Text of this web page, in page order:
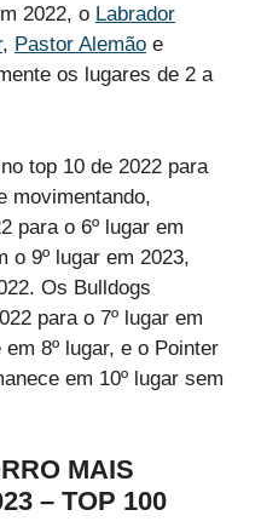
2022, o Labrador
, Pastor Alemão e
os lugares de 2 a
top 10 de 2022 para
movimentando,
para o 6º lugar em
o 9º lugar em 2023,
Os Bulldogs
para o 7º lugar em
8º lugar, e o Pointer
em 10º lugar sem
MAIS
– TOP 100